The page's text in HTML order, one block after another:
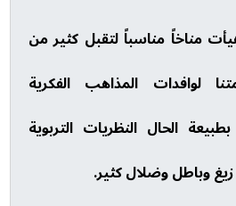
مناخاً مناسباً لتقبل كثير من
لوافدات المذاهب الفكرية
الحال النظريات التربوية
زيغ وباطل وضلال كثير.